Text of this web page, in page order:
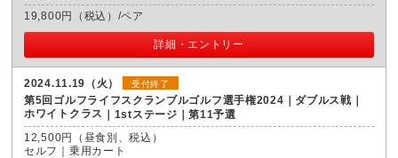
19,800円（税込）/ペア
詳細・エントリー
2024.11.19（火） 受付終了
第5回ゴルフライフスクランブルゴルフ選手権2024｜ダブルス戦｜
ホワイトクラス
1stステージ｜第11予選
12,500円（昼食別、税込）
セルフ｜乗用カート